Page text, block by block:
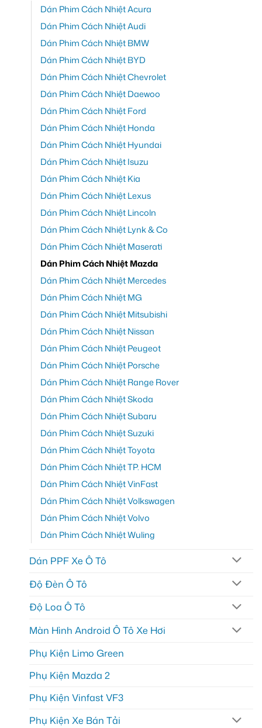
Dán Phim Cách Nhiệt Acura
Dán Phim Cách Nhiệt Audi
Dán Phim Cách Nhiệt BMW
Dán Phim Cách Nhiệt BYD
Dán Phim Cách Nhiệt Chevrolet
Dán Phim Cách Nhiệt Daewoo
Dán Phim Cách Nhiệt Ford
Dán Phim Cách Nhiệt Honda
Dán Phim Cách Nhiệt Hyundai
Dán Phim Cách Nhiệt Isuzu
Dán Phim Cách Nhiệt Kia
Dán Phim Cách Nhiệt Lexus
Dán Phim Cách Nhiệt Lincoln
Dán Phim Cách Nhiệt Lynk & Co
Dán Phim Cách Nhiệt Maserati
Dán Phim Cách Nhiệt Mazda
Dán Phim Cách Nhiệt Mercedes
Dán Phim Cách Nhiệt MG
Dán Phim Cách Nhiệt Mitsubishi
Dán Phim Cách Nhiệt Nissan
Dán Phim Cách Nhiệt Peugeot
Dán Phim Cách Nhiệt Porsche
Dán Phim Cách Nhiệt Range Rover
Dán Phim Cách Nhiệt Skoda
Dán Phim Cách Nhiệt Subaru
Dán Phim Cách Nhiệt Suzuki
Dán Phim Cách Nhiệt Toyota
Dán Phim Cách Nhiệt TP. HCM
Dán Phim Cách Nhiệt VinFast
Dán Phim Cách Nhiệt Volkswagen
Dán Phim Cách Nhiệt Volvo
Dán Phim Cách Nhiệt Wuling
Dán PPF Xe Ô Tô
Độ Đèn Ô Tô
Độ Loa Ô Tô
Màn Hình Android Ô Tô Xe Hơi
Phụ Kiện Limo Green
Phụ Kiện Mazda 2
Phụ Kiện Vinfast VF3
Phụ Kiện Xe Bán Tải